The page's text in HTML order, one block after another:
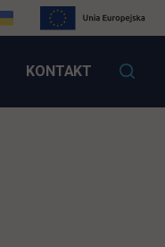
KONTAKT